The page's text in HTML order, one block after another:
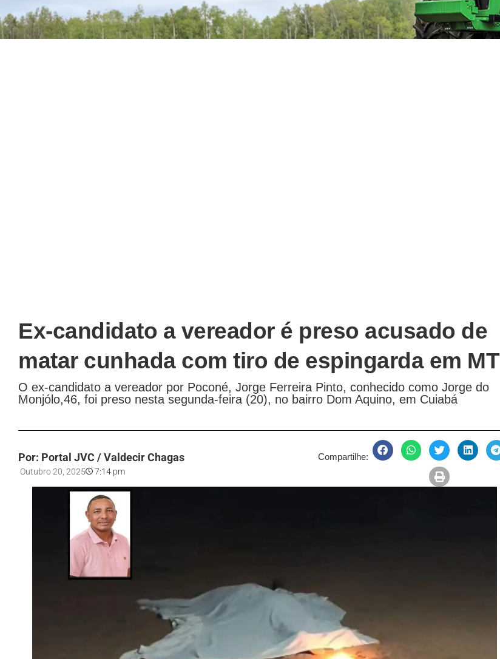
Ex-candidato a vereador é preso acusado de
matar cunhada com tiro de espingarda em MT
O ex-candidato a vereador por Poconé, Jorge Ferreira Pinto, conhecido como Jorge do
Monjólo,46, foi preso nesta segunda-feira (20), no bairro Dom Aquino, em Cuiabá
Por: Portal JVC / Valdecir Chagas
Outubro 20, 2025 7:14 pm
Compartilhe: